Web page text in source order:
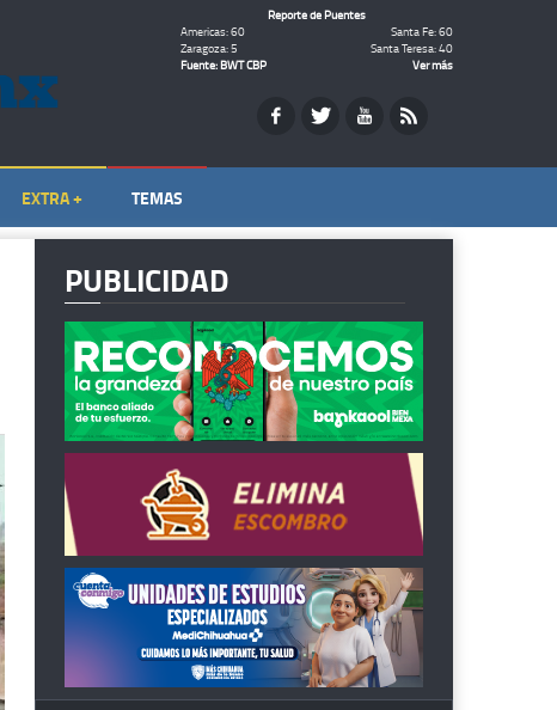
Reporte de Puentes
Americas: 60
Santa Fe: 60
Zaragoza: 5
Santa Teresa: 40
Fuente: BWT CBP
Ver más
EXTRA + TEMAS
PUBLICIDAD